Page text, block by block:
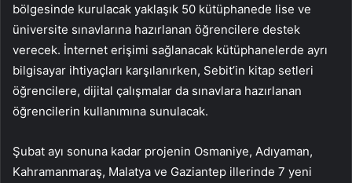
bölgesinde kurulacak yaklaşık 50 kütüphanede lise ve
üniversite sınavlarına hazırlanan öğrencilere destek
verecek. İnternet erişimi sağlanacak kütüphanelerde ayrı
bilgisayar ihtiyaçları karşılanırken, Sebit’in kitap setleri
öğrencilere, dijital çalışmalar da sınavlara hazırlanan
öğrencilerin kullanımına sunulacak.
Şubat ayı sonuna kadar projenin Osmaniye, Adıyaman,
Kahramanmaraş, Malatya ve Gaziantep illerinde 7 yeni